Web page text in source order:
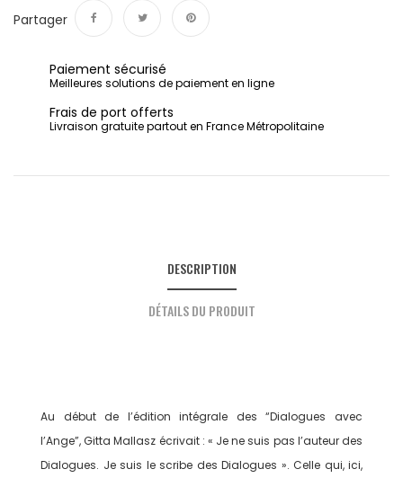
Partager
Paiement sécurisé
Meilleures solutions de paiement en ligne
Frais de port offerts
Livraison gratuite partout en France Métropolitaine
DESCRIPTION
DÉTAILS DU PRODUIT
Au début de l’édition intégrale des “Dialogues avec
l’Ange”, Gitta Mallasz écrivait : « Je ne suis pas l’auteur des
Dialogues. Je suis le scribe des Dialogues ». Celle qui, ici,